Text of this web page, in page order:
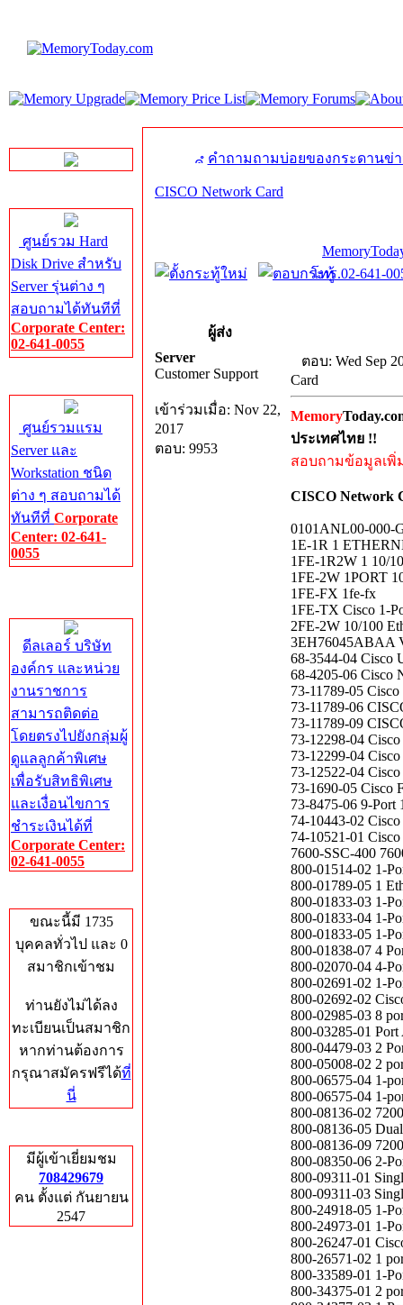
ศูนย์รวม Hard
Disk Drive สำหรับ
Server รุ่นต่าง ๆ
สอบถามได้ทันทีที่
Corporate Center:
02-641-0055
ศูนย์รวมแรม
Server และ
Workstation ชนิด
ต่าง ๆ สอบถามได้
ทันทีที่ Corporate
Center: 02-641-
0055
ดีลเลอร์ บริษัท
องค์กร และหน่วย
งานราชการ
สามารถติดต่อ
โดยตรงไปยังกลุ่มผู้
ดูแลลูกค้าพิเศษ
เพื่อรับสิทธิพิเศษ
และเงื่อนไขการ
ชำระเงินได้ที่
Corporate Center:
02-641-0055
ขณะนี้มี 1735
บุคคลทั่วไป และ 0
สมาชิกเข้าชม
ท่านยังไม่ได้ลง
ทะเบียนเป็นสมาชิก
หากท่านต้องการ
กรุณาสมัครฟรีได้ที่
นี่
มีผู้เข้าเยี่ยมชม
708429679
คน ตั้งแต่ กันยายน
2547
คำถามถามบ่อยของกระดานข่
CISCO Network Card
โทร.02-641-
ผู้ส่ง
Server
Customer Support
เข้าร่วมเมื่อ: Nov 22,
2017
ตอบ: 9953
ตอบ: Wed Sep
Card
Memory
ประเทศไทย !!
สอบถามข้อมูลเพิ่
CISCO Network
0101ANL00-000-
1E-1R 1
1FE-1R2W 1 10/
1FE-2W 1PORT
1FE-FX 1fe-fx
1FE-TX Cisco 1-
2FE-2W 10/100
3EH76045ABAA
68-3544-04 Cisco
68-4205-06 Cisco
73-11789-05
73-11789-06
73-11789-09
73-12298-04
73-12299-04
73-12522-04
73-1690-05 Cisco
73-8475-06 9-
74-10443-02
74-10521-01
7600-SSC-400
800-01514-02 1-
800-01789-05 1
800-01833-03 1-
800-01833-04 1-
800-01833-05 1-
800-01838-07 4
800-02070-04 4-
800-02691-02 1-
800-02692-02
800-02985-03 8
800-03285-01
800-04479-03 2
800-05008-02 2
800-06575-04 1-
800-06575-04 1-
800-08136-02
800-08136-05
800-08136-09
800-08350-06 2-
800-09311-01
800-09311-03
800-24918-05 1-
800-24973-01 1-
800-26247-01
800-26571-02 1
800-33589-01 1-
800-34375-01 2